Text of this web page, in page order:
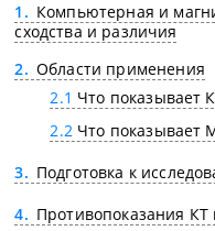
1
Компьютерная и
сходства и различия
2
Области применения
2.1 Что показывает
2.2Что показывает
3
Подготовка к
4
Противопоказания